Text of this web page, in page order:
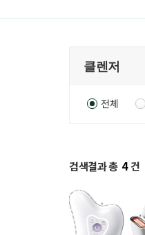
전체
검색결과 총 4 건